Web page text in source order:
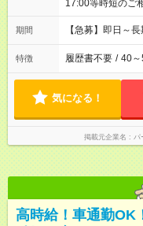
17:00等時短のご
期間 【急募】即日～
特徴 履歴書不要 / 40～
気になる！
掲載元企業名 パ
高時給！車通勤OK